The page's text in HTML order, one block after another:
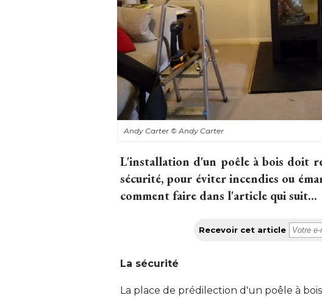
Andy Carter© Andy Carter
L'installation d'un poêle à bois doit
sécurité, pour éviter incendies ou
comment faire dans l'article qui suit...
Recevoir cet article
La sécurité
La place de prédilection d'un poêle à